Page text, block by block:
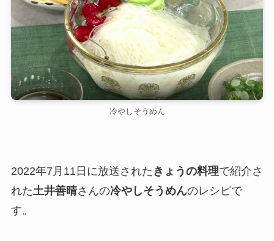
冷やしそうめん
2022年7月11日に放送された きょうの料理で紹介さ
れた 土井善晴さんの冷やしそうめんのレシピで
す。